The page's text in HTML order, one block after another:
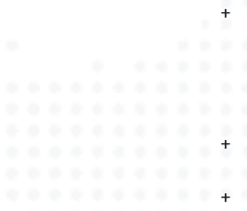
đá đều được được mài bo
cho bộ bàn ăn này.